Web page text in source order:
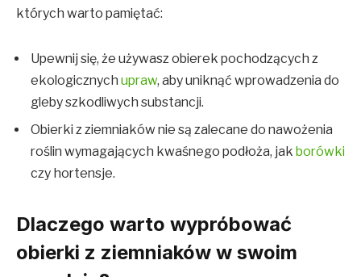
których warto pamiętać:
Upewnij się, że używasz obierek pochodzących z
ekologicznych upraw, aby uniknąć wprowadzenia do
gleby szkodliwych substancji.
Obierki z ziemniaków nie są zalecane do nawożenia
roślin wymagających kwaśnego podłoża, jak borówki
czy hortensje.
Dlaczego warto wypróbować
obierki z ziemniaków w swoim